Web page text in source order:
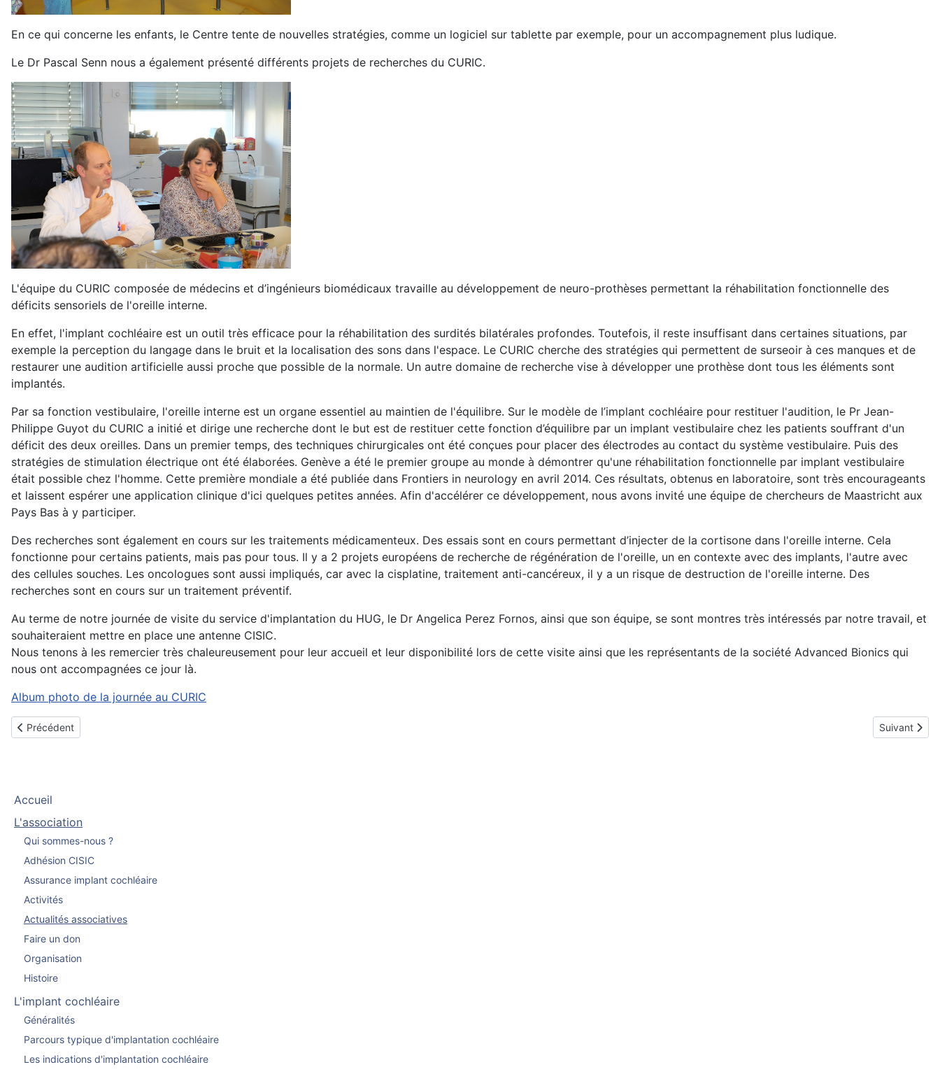
En ce qui concerne les enfants, le Centre tente de nouvelles stratégies, comme un logiciel sur tablette par exemple, pour un accompagnement plus ludique.
Le Dr Pascal Senn nous a également présenté différents projets de recherches du CURIC.
L'équipe du CURIC composée de médecins et d’ingénieurs biomédicaux travaille au développement de neuro-prothèses permettant la réhabilitation fonctionnelle des
déficits sensoriels de l'oreille interne.
En effet, l'implant cochléaire est un outil très efficace pour la réhabilitation des surdités bilatérales profondes. Toutefois, il reste insuffisant dans certaines situations, par
exemple la perception du langage dans le bruit et la localisation des sons dans l'espace. Le CURIC cherche des stratégies qui permettent de surseoir à ces manques et de
restaurer une audition artificielle aussi proche que possible de la normale. Un autre domaine de recherche vise à développer une prothèse dont tous les éléments sont
implantés.
Par sa fonction vestibulaire, l'oreille interne est un organe essentiel au maintien de l'équilibre. Sur le modèle de l’implant cochléaire pour restituer l'audition, le Pr Jean-
Philippe Guyot du CURIC a initié et dirige une recherche dont le but est de restituer cette fonction d’équilibre par un implant vestibulaire chez les patients souffrant d'un
déficit des deux oreilles. Dans un premier temps, des techniques chirurgicales ont été conçues pour placer des électrodes au contact du système vestibulaire. Puis des
stratégies de stimulation électrique ont été élaborées. Genève a été le premier groupe au monde à démontrer qu'une réhabilitation fonctionnelle par implant vestibulaire
était possible chez l'homme. Cette première mondiale a été publiée dans Frontiers in neurology en avril 2014. Ces résultats, obtenus en laboratoire, sont très encourageants
et laissent espérer une application clinique d'ici quelques petites années. Afin d'accélérer ce développement, nous avons invité une équipe de chercheurs de Maastricht aux
Pays Bas à y participer.
Des recherches sont également en cours sur les traitements médicamenteux. Des essais sont en cours permettant d’injecter de la cortisone dans l'oreille interne. Cela
fonctionne pour certains patients, mais pas pour tous. Il y a 2 projets européens de recherche de régénération de l'oreille, un en contexte avec des implants, l'autre avec
des cellules souches. Les oncologues sont aussi impliqués, car avec la cisplatine, traitement anti-cancéreux, il y a un risque de destruction de l'oreille interne. Des
recherches sont en cours sur un traitement préventif.
Au terme de notre journée de visite du service d'implantation du HUG, le Dr Angelica Perez Fornos, ainsi que son équipe, se sont montres très intéressés par notre travail, et
souhaiteraient mettre en place une antenne CISIC.
Nous tenons à les remercier très chaleureusement pour leur accueil et leur disponibilité lors de cette visite ainsi que les représentants de la société Advanced Bionics qui
nous ont accompagnées ce jour là.
Album photo de la journée au CURIC
Article précédent : Visite du CISIC chez Cochlear en Australie
Précédent Article
Suivant
Accueil
L'association
Qui sommes-nous ?
Adhésion CISIC
Assurance implant cochléaire
Activités
Actualités associatives
Faire un don
Organisation
Histoire
L'implant cochléaire
Généralités
Parcours typique d'implantation cochléaire
Les indications d'implantation cochléaire